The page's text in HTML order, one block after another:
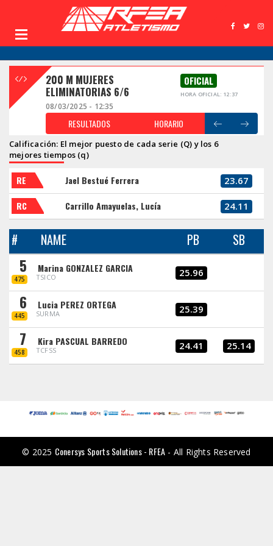
200 M MUJERES
ELIMINATORIAS 6/6
OFICIAL
HORA OFICIAL: 12:37
08/03/2025 - 12:35
RESULTADOS HORARIO
Calificación: El mejor puesto de cada serie (Q) y los 6
mejores tiempos (q)
RE Jael Bestué Ferrera 23.67
RC Carrillo Amayuelas, Lucía 24.11
# NAME PB SB
5
475
Marina GONZALEZ GARCIA
TSICO 25.96
6
445
Lucia PEREZ ORTEGA
SURMA 25.39
7
458
Kira PASCUAL BARREDO
TCFSS 24.41 25.14
© 2025 Conersys Sports Solutions - RFEA - All Rights Reserved